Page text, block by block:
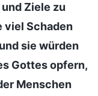
Ziele zu
viel Schaden
sie würden
Gottes opfern,
Menschen